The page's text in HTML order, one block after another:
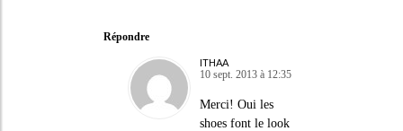
Répondre
ITHAA
10 sept. 2013 à 12:35
Merci! Oui les
shoes font le look